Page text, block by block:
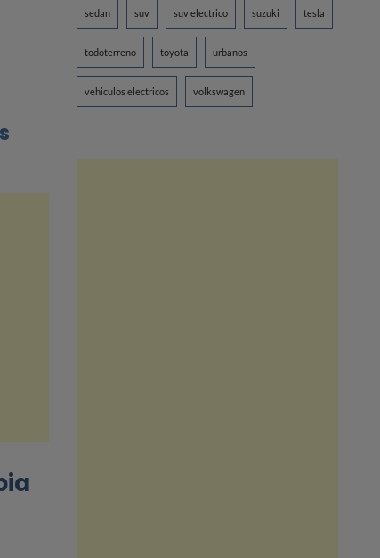
sedan suv suv electrico suzuki tesla
todoterreno toyota urbanos
vehiculos electricos volkswagen